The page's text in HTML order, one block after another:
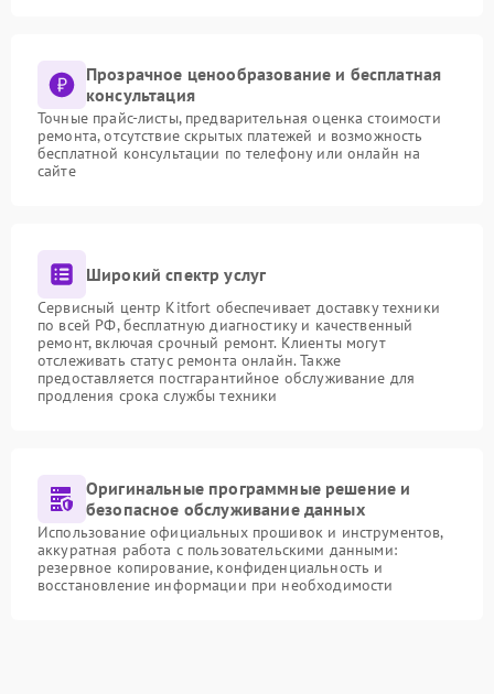
Прозрачное ценообразование и бесплатная
консультация
Точные прайс-листы, предварительная оценка стоимости
ремонта, отсутствие скрытых платежей и возможность
бесплатной консультации по телефону или онлайн на
сайте
Широкий спектр услуг
Сервисный центр Kitfort обеспечивает доставку техники
по всей РФ, бесплатную диагностику и качественный
ремонт, включая срочный ремонт. Клиенты могут
отслеживать статус ремонта онлайн. Также
предоставляется постгарантийное обслуживание для
продления срока службы техники
Оригинальные программные решение и
безопасное обслуживание данных
Использование официальных прошивок и инструментов,
аккуратная работа с пользовательскими данными:
резервное копирование, конфиденциальность и
восстановление информации при необходимости